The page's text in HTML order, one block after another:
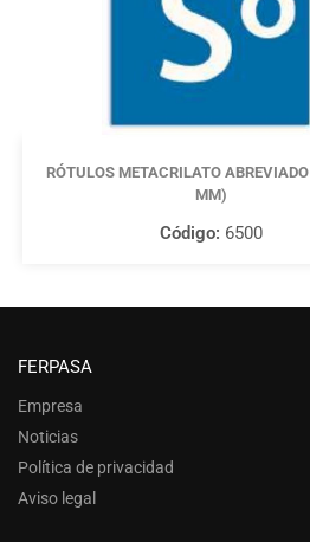
RÓTULOS METACRILATO
MM)
Código: 6500
FERPASA
Empresa
Noticias
Política de privacidad
Aviso legal